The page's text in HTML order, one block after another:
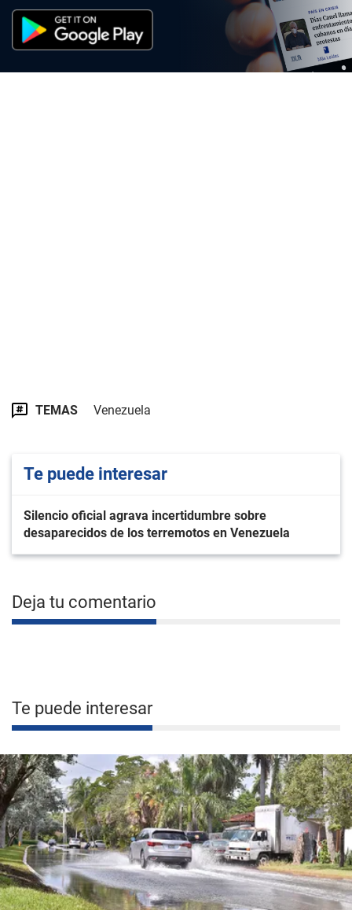
TEMAS Venezuela
Te puede interesar
Silencio oficial agrava incertidumbre sobre
desaparecidos de los terremotos en Venezuela
Deja tu comentario
Te puede interesar